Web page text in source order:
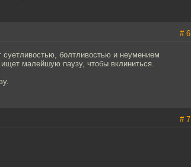
# 6
болтливостью и неумением
малейшую паузу, чтобы вклиниться.
# 7